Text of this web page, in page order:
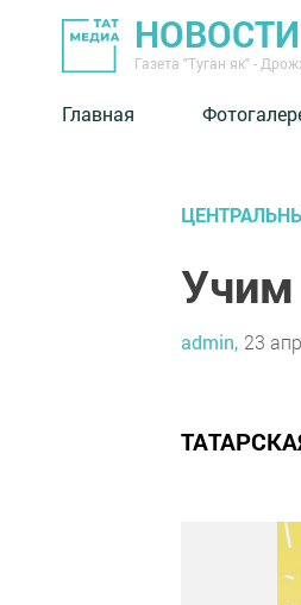
Газета "Туган як" -
Главная
Учим
admin, 23